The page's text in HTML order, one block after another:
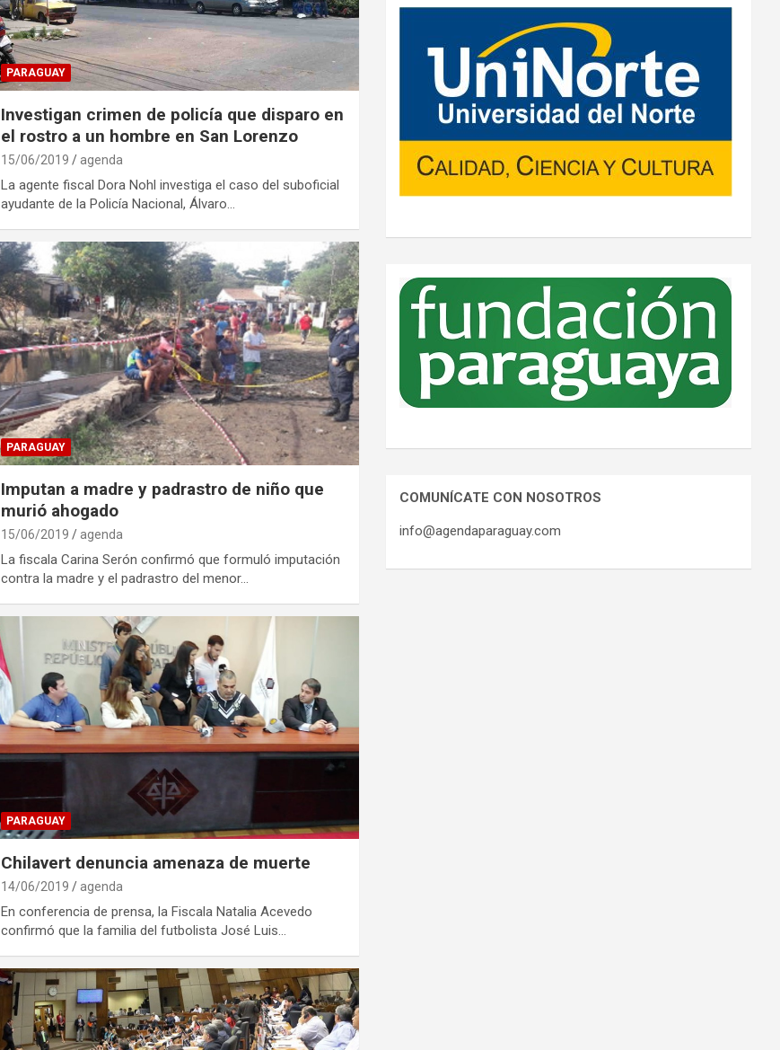
PARAGUAY
Investigan crimen de policía que disparo en
el rostro a un hombre en San Lorenzo
15/06/2019 agenda
La agente fiscal Dora Nohl investiga el caso del suboficial
ayudante de la Policía Nacional, Álvaro…
PARAGUAY
Imputan a madre y padrastro de niño que
murió ahogado
15/06/2019 agenda
La fiscala Carina Serón confirmó que formuló imputación
contra la madre y el padrastro del menor…
PARAGUAY
Chilavert denuncia amenaza de muerte
14/06/2019 agenda
En conferencia de prensa, la Fiscala Natalia Acevedo
confirmó que la familia del futbolista José Luis…
COMUNÍCATE CON NOSOTROS
info@agendaparaguay.com